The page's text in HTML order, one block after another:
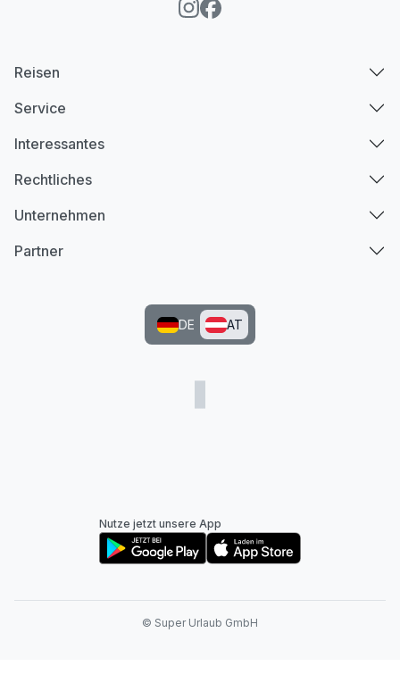
Reisen
Service
Interessantes
Rechtliches
Unternehmen
Partner
DE AT
Nutze jetzt unsere App
© Super Urlaub GmbH